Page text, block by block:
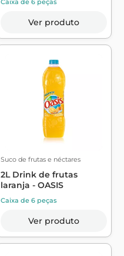
Caixa de 6 peças
Ver produto
Suco de frutas e néctares
2L Drink de frutas
laranja - OASIS
Caixa de 6 peças
Ver produto